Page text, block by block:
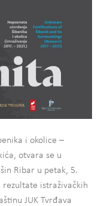
i okolice –
otvara se u
Ribar u petak, 5.
rezultate istraživačkih
JUK Tvrđava